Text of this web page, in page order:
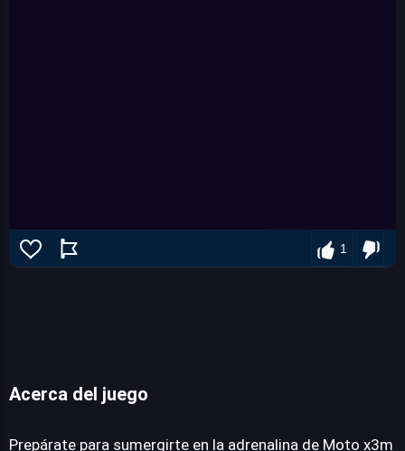
1
Acerca del juego
Prepárate para sumergirte en la adrenalina de Moto x3m